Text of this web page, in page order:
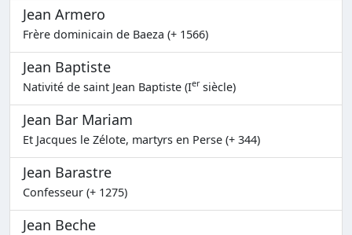
Jean Armero
Frère dominicain de Baeza (+ 1566)
Jean Baptiste
Nativité de saint Jean Baptiste (Iersiècle)
Jean Bar Mariam
Et Jacques le Zélote, martyrs en Perse (+ 344)
Jean Barastre
Confesseur (+ 1275)
Jean Beche